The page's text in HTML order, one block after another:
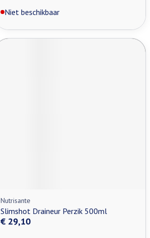
Niet beschikbaar
Nutrisante
Slimshot Draineur Perzik 500ml
€ 29,10